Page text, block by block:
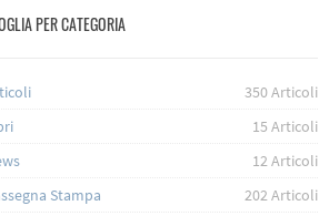
PER CATEGORIA
350Articoli
15 Articoli
12Articoli
Stampa
202Articoli